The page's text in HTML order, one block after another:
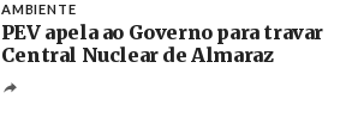
AMBIENTE
PEV apela ao Governo para travar
Central Nuclear de Almaraz